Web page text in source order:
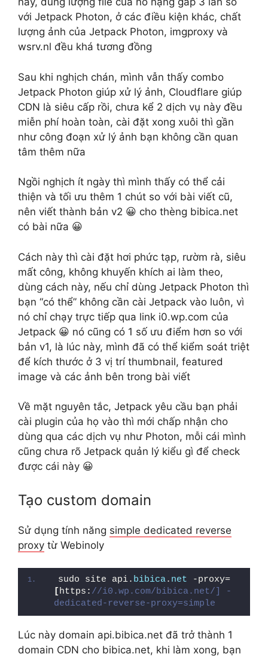
với Jetpack Photon, ở các điều kiện khác, chất
lượng ảnh của Jetpack Photon, imgproxy và
wsrv.nl đều khá tương đồng
Sau khi nghịch chán, mình vẫn thấy combo
Jetpack Photon giúp xử lý ảnh, Cloudflare giúp
CDN là siêu cấp rồi, chưa kể 2 dịch vụ này đều
miễn phí hoàn toàn, cài đặt xong xuôi thì gần
như công đoạn xử lý ảnh bạn không cần quan
tâm thêm nữa
Ngồi nghịch ít ngày thì mình thấy có thể cải
thiện và tối ưu thêm 1 chút so với bài viết cũ,
nên viết thành bản v2 😀 cho thèng bibica.net
có bài nữa 😀
Cách này thì cài đặt hơi phức tạp, rườm rà, siêu
mất công, không khuyến khích ai làm theo,
dùng cách này, nếu chỉ dùng Jetpack Photon thì
bạn “có thể” không cần cài Jetpack vào luôn, vì
nó chỉ chạy trực tiếp qua link i0.wp.com của
Jetpack 😀 nó cũng có 1 số ưu điểm hơn so với
bản v1, là lúc này, mình đã có thể kiểm soát triệt
để kích thước ở 3 vị trí thumbnail, featured
image và các ảnh bên trong bài viết
Về mặt nguyên tắc, Jetpack yêu cầu bạn phải
cài plugin của họ vào thì mới chấp nhận cho
dùng qua các dịch vụ như Photon, mỗi cái mình
cũng chưa rõ Jetpack quản lý kiểu gì để check
được cái này 😀
Tạo custom domain
Sử dụng tính năng simple dedicated reverse
proxy từ Webinoly
sudo site api. bibica. net -proxy=
[https: //i0.wp.com/bibica.net/] -
dedicated-reverse-proxy=simple
Lúc này domain api.bibica.net đã trở thành 1
domain CDN cho bibica.net, khi làm xong, bạn